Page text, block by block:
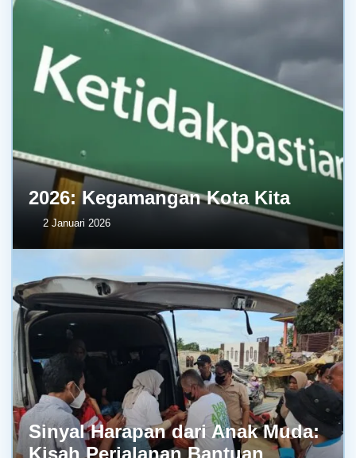
2026: Kegamangan Kota Kita
2 Januari 2026
Sinyal Harapan dari Anak Muda:
Kisah Perjalanan Bantuan